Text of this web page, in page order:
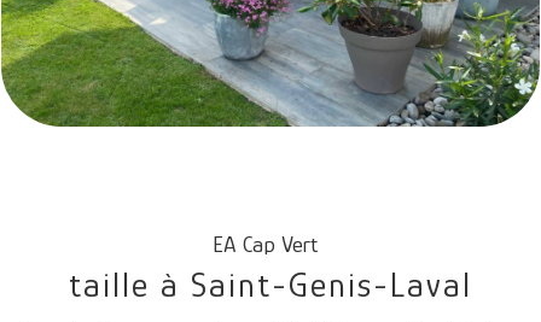
EA Cap Vert
taille à Saint-Genis-Laval